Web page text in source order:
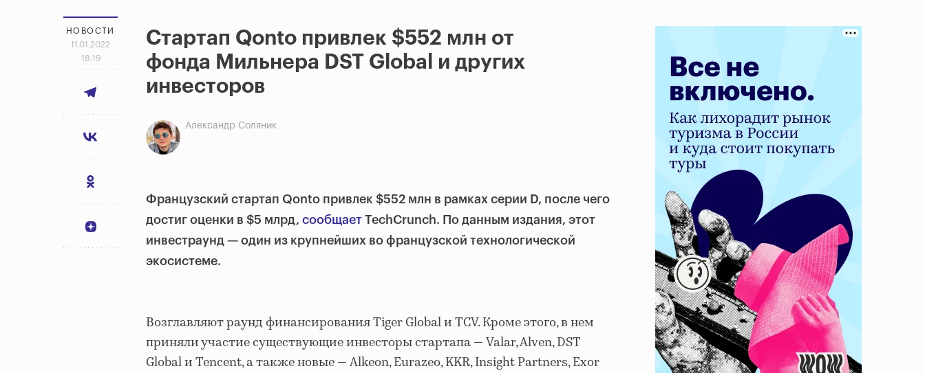
НОВОСТИ
11.01.2022
18:19
Стартап Qonto привлек $552 млн от
фонда Мильнера DST Global и других
инвесторов
Александр Соляник
Французский стартап Qonto привлек $552 млн в рамках серии D, после чего
достиг оценки в $5 млрд, сообщает TechCrunch. По данным издания, этот
инвестраунд — один из крупнейших во французской технологической
экосистеме.
Возглавляют раунд финансирования Tiger Global и TCV. Кроме этого, в нем
приняли участие существующие инвесторы стартапа — Valar, Alven, DST
Global и Tencent, а также новые — Alkeon, Eurazeo, KKR, Insight Partners, Exor